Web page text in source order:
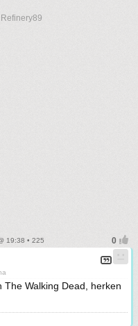
19:38 • 225
The Walking Dead, herken